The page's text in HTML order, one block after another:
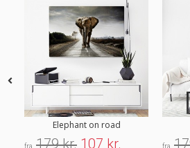
Elephant on road
fra 179 kr. 107 kr. fra